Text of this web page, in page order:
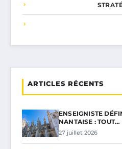
ARTICLES RÉCENTS
ENSEIGNISTE
NANTAISE : TOUT…
27 juillet 2026